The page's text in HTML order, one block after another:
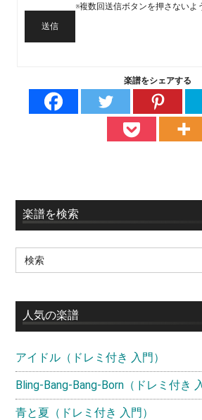
※複数回送信ボタンを押さないよ
送信
楽譜をシェアする
最
初
の
イ
ド
バ
ー
楽譜を検索
Search
for:
人気の楽譜
アイドル（ドレミ付き 入門）
Bling-Bang-Bang-Born（ドレミ付き
青と夏（ドレミ付き 入門）